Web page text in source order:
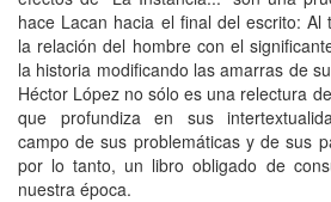
hace Lacan hacia el final del escrito: Al
la relación del hombre con el
la historia modificando las amarras de
Héctor López no sólo es una relectura
que profundiza en sus
campo de sus problemáticas y de sus
por lo tanto, un libro obligado de
nuestra época.